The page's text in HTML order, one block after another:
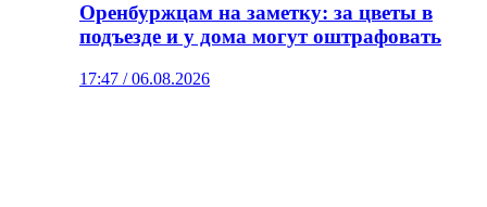
Оренбуржцам на заметку: за цветы в
подъезде и у дома могут оштрафовать
17:47 / 06.08.2026